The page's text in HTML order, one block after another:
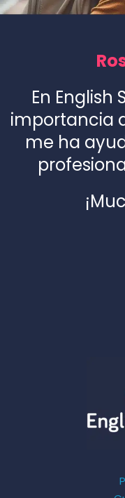
En English
importancia
me ha